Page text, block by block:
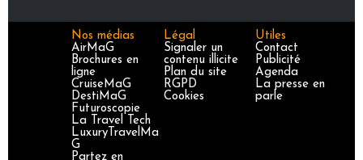
Nos médias
AirMaG
Brochures en
ligne
CruiseMaG
DestiMaG
Futuroscopie
La Travel Tech
LuxuryTravelMa
G
Partez en
Légal
Signaler un
contenu illicite
Plan du site
RGPD
Cookies
Utiles
Contact
Publicité
Agenda
La presse en
parle